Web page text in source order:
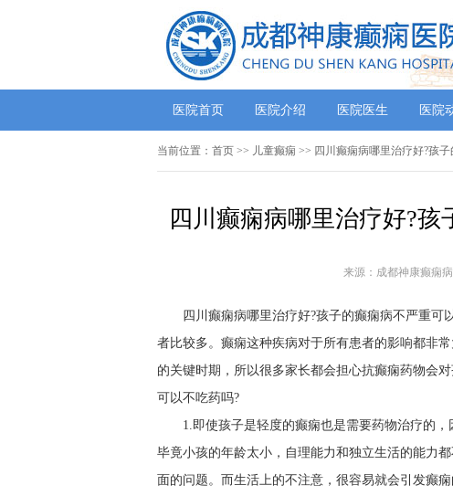
医院首页 医院介绍 医院医生 医院
当前位置： 首页 >> 儿童癫痫 >> 四川癫痫病哪里治疗好?孩
四川癫痫病哪里治疗好?
来源：成都神康癫痫
四川癫痫病哪里治疗好?孩子的癫痫病不严重
者比较多。癫痫这种疾病对于所有患者的影响都非
的关键时期，所以很多家长都会担心抗癫痫药物会
可以不吃药吗?
1.即使孩子是轻度的癫痫也是需要药物治疗的
毕竟小孩的年龄太小，自理能力和独立生活的能力
面的问题。而生活上的不注意，很容易就会引发癫